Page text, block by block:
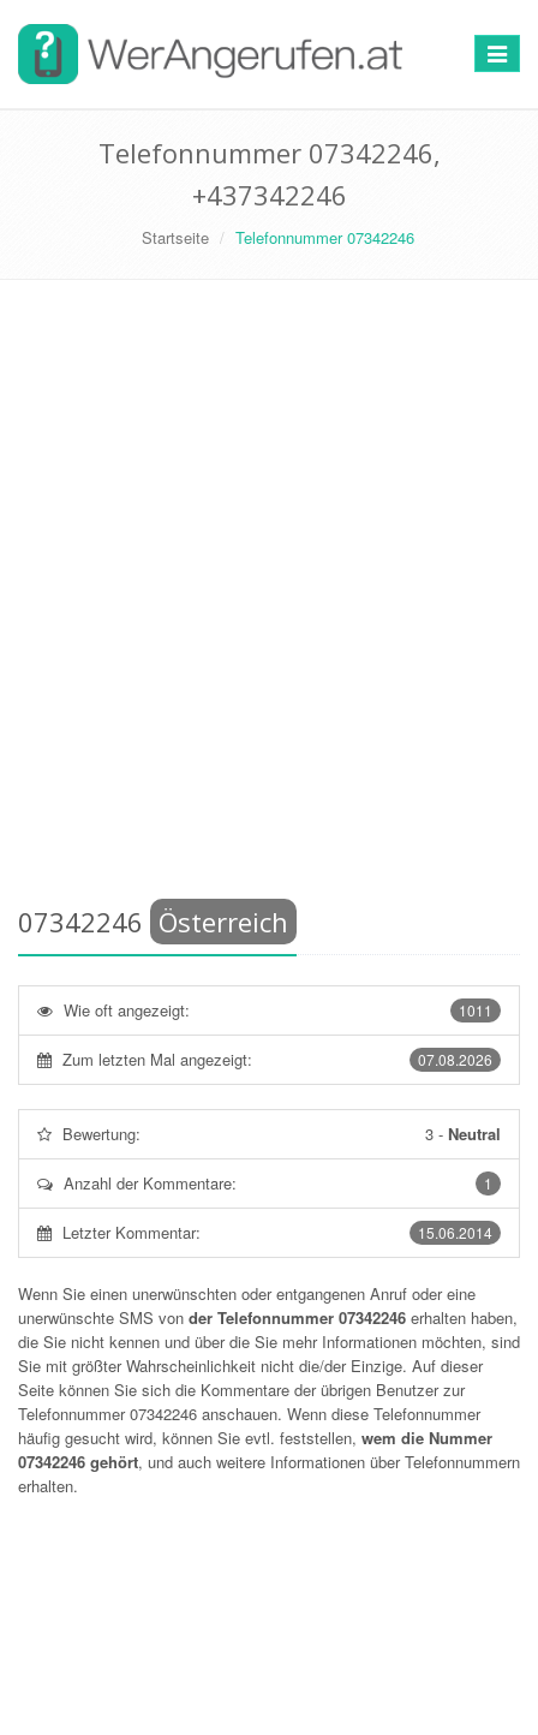
Toggle
Telefonnummer 07342246,
+437342246
Startseite Telefonnummer 07342246
07342246 Österreich
1011
Wie oft angezeigt:
07.08.2026
Zum letzten Mal angezeigt:
Bewertung: 3 - Neutral
1
Anzahl der Kommentare:
15.06.2014
Letzter Kommentar:
Wenn Sie einen unerwünschten oder entgangenen Anruf oder eine
unerwünschte SMS von der Telefonnummer 07342246 erhalten haben,
die Sie nicht kennen und über die Sie mehr Informationen möchten, sind
Sie mit größter Wahrscheinlichkeit nicht die/der Einzige. Auf dieser
Seite können Sie sich die Kommentare der übrigen Benutzer zur
Telefonnummer07342246 anschauen. Wenn diese Telefonnummer
häufig gesucht wird, können Sie evtl. feststellen, wem die Nummer
07342246 gehört, und auch weitere Informationen über Telefonnummern
erhalten.